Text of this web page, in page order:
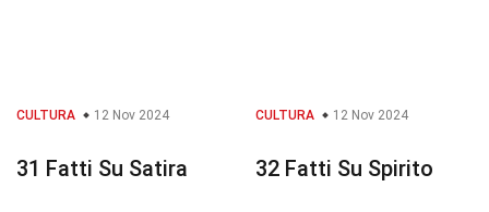
CULTURA 12 Nov 2024
31 Fatti Su Satira
CULTURA 12 Nov 2024
32 Fatti Su Spirito